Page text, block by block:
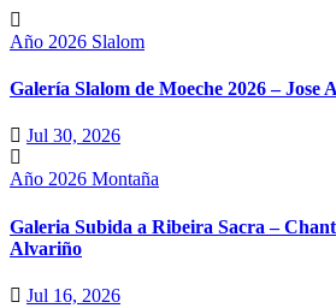
Año 2026 Slalom
Galería Slalom de Moeche 2026 – Jose
Jul 30, 2026
Año 2026 Montaña
Galeria Subida a Ribeira Sacra –
Alvariño
Jul 16, 2026